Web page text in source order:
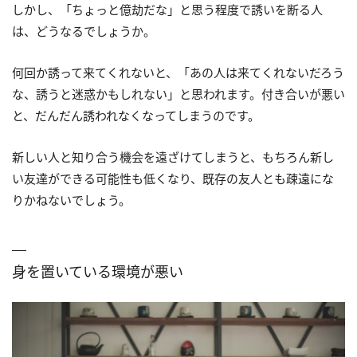
しかし、「ちょっと億劫だな」と思う程度で誘いを断る人
は、どうなるでしょうか。
何回か誘って来てくれないと、「あの人は来てくれないだろう
な、誘うと迷惑かもしれない」と思われます。付き合いが悪い
と、だんだん誘われなくなってしまうのです。
新しい人と知り合う機会を遠ざけてしまうと、もちろん新し
い友達ができる可能性も低くなり、既存の友人とも疎遠にな
りかねないでしょう。
身を置いている環境が悪い